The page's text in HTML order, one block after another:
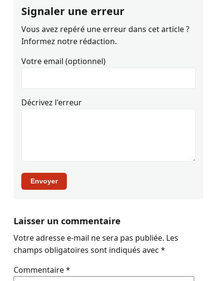
Signaler une erreur
Vous avez repéré une erreur dans cet article ?
Informez notre rédaction.
Votre email (optionnel)
Décrivez l'erreur
Envoyer
Laisser un commentaire
Votre adresse e-mail ne sera pas publiée. Les
champs obligatoires sont indiqués avec *
Commentaire*